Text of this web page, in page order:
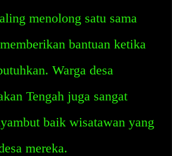
menolong satu sama
bantuan ketika
Warga desa
Tengah juga sangat
baik wisatawan yang
mereka.